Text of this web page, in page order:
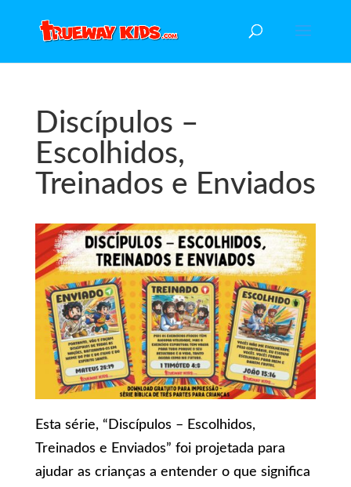
Discípulos –
Escolhidos,
Treinados e Enviados
Esta série, “Discípulos – Escolhidos,
Treinados e Enviados” foi projetada para
ajudar as crianças a entender o que significa